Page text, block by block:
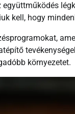
kell, hogy
környezetet.